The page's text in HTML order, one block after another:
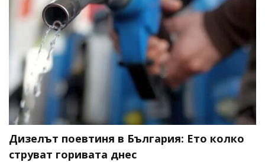
Дизелът поевтиня в България: Ето колко
струват горивата днес